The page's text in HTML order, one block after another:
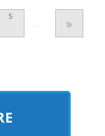
5
… »